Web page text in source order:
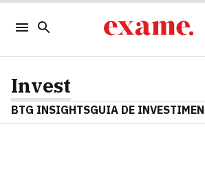
Invest
BTG INSIGHTSGUIA DE